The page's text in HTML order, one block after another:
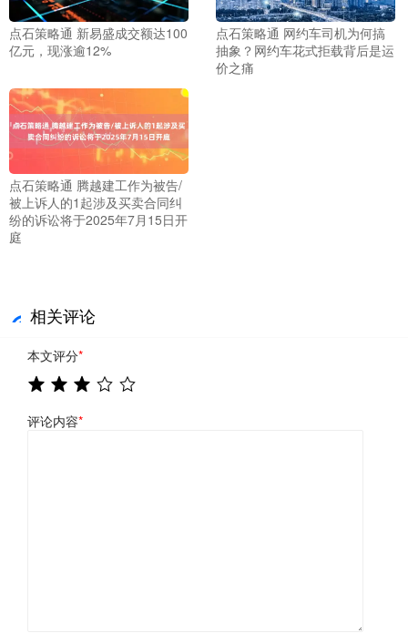
点石策略通 新易盛成交额达100
亿元，现涨逾12%
点石策略通 网约车司机为何搞
抽象？网约车花式拒载背后是运
价之痛
点石策略通 腾越建工作为被告/
被上诉人的1起涉及买卖合同纠
纷的诉讼将于2025年7月15日开
庭
相关评论
本文评分*
评论内容*